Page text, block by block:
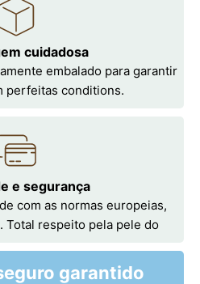
cuidadosa
embalado para garantir
perfeitas conditions.
e segurança
com as normas europeias,
Total respeito pela pele do
garantido